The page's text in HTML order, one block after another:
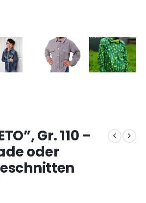
Gr. 110 –
oder